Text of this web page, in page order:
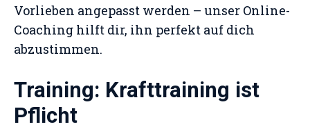
Vorlieben angepasst werden – unser Online-
Coaching hilft dir, ihn perfekt auf dich
abzustimmen.
Training: Krafttraining ist
Pflicht